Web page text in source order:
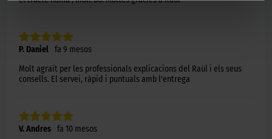
P. Daniel fa 9 mesos
Molt agraït per les professionals explicacions del Raül i els seus
consells. El servei, ràpid i puntuals amb l'entrega
V. Andres fa 10 mesos